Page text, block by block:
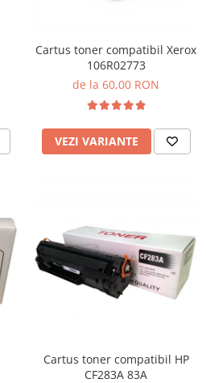
Cartus toner compatibil Xerox
106R02773
de la 60,00 RON
VEZI VARIANTE
Cartus toner compatibil HP
CF283A 83A